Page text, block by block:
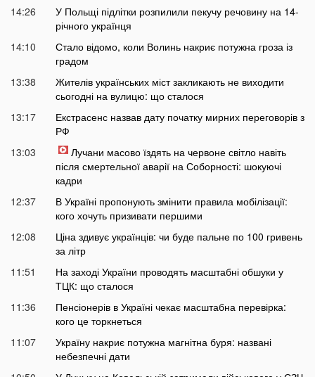
14:26
У Польщі підлітки розпилили пекучу речовину на 14-
річного українця
14:10
Стало відомо, коли Волинь накриє потужна гроза із
градом
13:38
Жителів українських міст закликають не виходити
сьогодні на вулицю: що сталося
13:17
Екстрасенс назвав дату початку мирних переговорів з
РФ
13:03
Лучани масово їздять на червоне світло навіть
після смертельної аварії на Соборності: шокуючі
кадри
12:37
В Україні пропонують змінити правила мобілізації:
кого хочуть призивати першими
12:08
Ціна здивує українців: чи буде пальне по 100 гривень
за літр
11:51
На заході України проводять масштабні обшуки у
ТЦК: що сталося
11:36
Пенсіонерів в Україні чекає масштабна перевірка:
кого це торкнеться
11:07
Україну накриє потужна магнітна буря: названі
небезпечні дати